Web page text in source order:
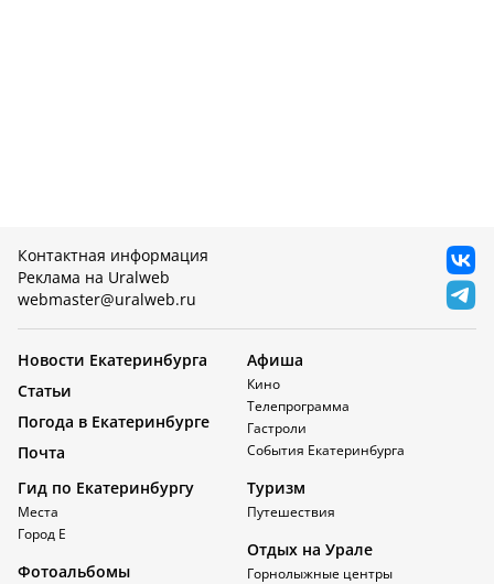
Контактная информация
Реклама на Uralweb
webmaster@uralweb.ru
Новости Екатеринбурга
Статьи
Погода в Екатеринбурге
Почта
Афиша
Кино
Телепрограмма
Гастроли
События Екатеринбурга
Гид по Екатеринбургу
Места
Город Е
Фотоальбомы
Туризм
Путешествия
Отдых на Урале
Горнолыжные центры